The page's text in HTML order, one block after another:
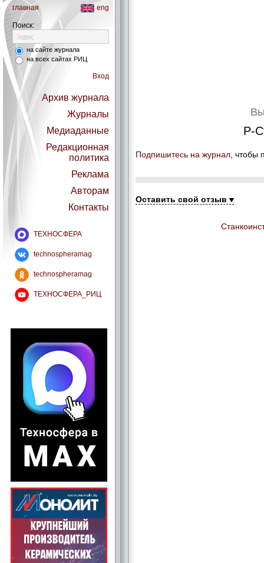
главная eng
Поиск:
на сайте журнала
на всех сайтах РИЦ
Вход
Архив журнала
Журналы
Медиаданные
Редакционная
политика
Реклама
Авторам
Контакты
ТЕХНОСФЕРА
technospheramag
technospheramag
ТЕХНОСФЕРА_РИЦ
Р-
Подпишитесь на журнал , чтобы
Оставить свой отзыв